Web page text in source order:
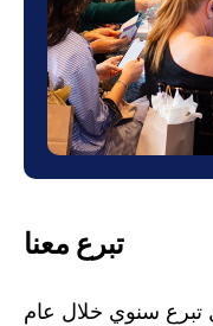
تبرع معنا
تبرع سنوي خلال عام